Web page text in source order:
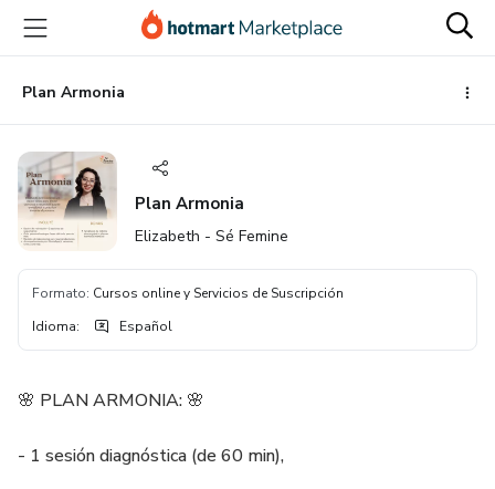
principal
página
de
página
Plan Armonia
Plan Armonia
Elizabeth - Sé Femine
Formato: Cursos online y Servicios de Suscripción
Idioma: Español
🌸 PLAN ARMONIA: 🌸
- 1 sesión diagnóstica (de 60 min),